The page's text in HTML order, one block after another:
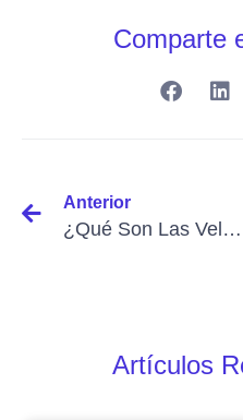
Comparte
Anterior
¿Qué Son Las Velas Heikin Ashi?
Artículos